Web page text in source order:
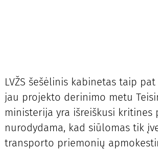
LVŽS šešėlinis kabinetas taip
jau projekto derinimo metu
ministerija yra išreiškusi kritines
nurodydama, kad siūlomas tik
transporto priemonių